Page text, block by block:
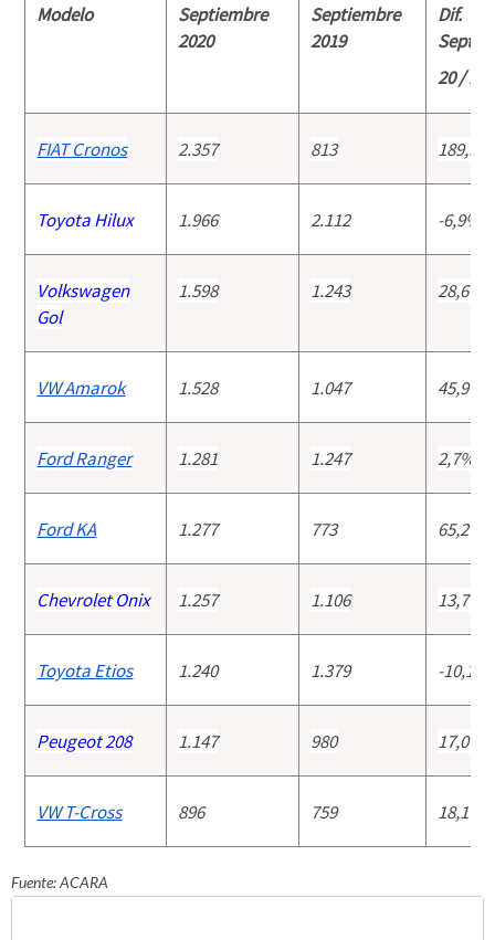
Modelo
Septiembre
2020
Septiembre
2019
Dif.
20 / 19
FIAT Cronos 2.357 813 189,9%
Toyota Hilux 1.966 2.112 -6,9%
Volkswagen
Gol
1.598 1.243 28,6%
VW Amarok 1.528 1.047 45,9%
Ford Ranger 1.281 1.247 2,7%
Ford KA 1.277 773 65,2%
Chevrolet Onix 1.257 1.106 13,7%
Toyota Etios 1.240 1.379 -10,1%
Peugeot 208 1.147 980 17,0%
VW T-Cross 896 759 18,1%
Fuente: ACARA